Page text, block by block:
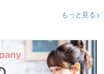
もっと見る